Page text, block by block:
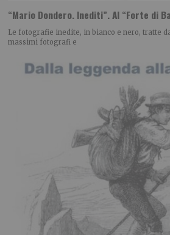
“Mario Dondero. Inediti”. Al “Forte di
Le fotografie inedite, in bianco e nero, tratte
massimi fotografi e